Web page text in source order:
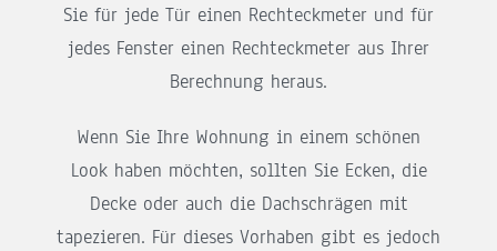
Sie für jede Tür einen Rechteckmeter und für
jedes Fenster einen Rechteckmeter aus Ihrer
Berechnung heraus.
Wenn Sie Ihre Wohnung in einem schönen
Look haben möchten, sollten Sie Ecken, die
Decke oder auch die Dachschrägen mit
tapezieren. Für dieses Vorhaben gibt es jedoch